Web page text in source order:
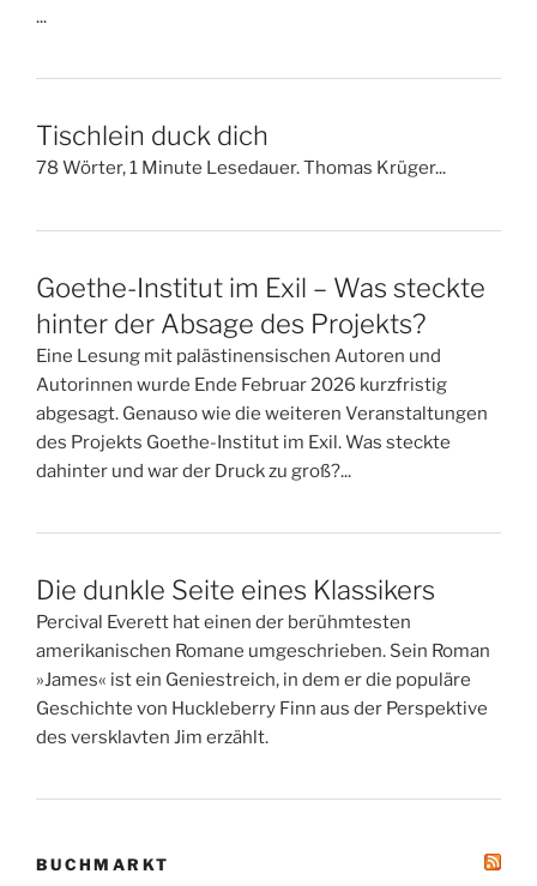
...
Tischlein duck dich
78 Wörter, 1 Minute Lesedauer. Thomas Krüger...
Goethe-Institut im Exil – Was steckte
hinter der Absage des Projekts?
Eine Lesung mit palästinensischen Autoren und
Autorinnen wurde Ende Februar 2026 kurzfristig
abgesagt. Genauso wie die weiteren Veranstaltungen
des Projekts Goethe-Institut im Exil. Was steckte
dahinter und war der Druck zu groß?...
Die dunkle Seite eines Klassikers
Percival Everett hat einen der berühmtesten
amerikanischen Romane umgeschrieben. Sein Roman
»James« ist ein Geniestreich, in dem er die populäre
Geschichte von Huckleberry Finn aus der Perspektive
des versklavten Jim erzählt.
BUCHMARKT